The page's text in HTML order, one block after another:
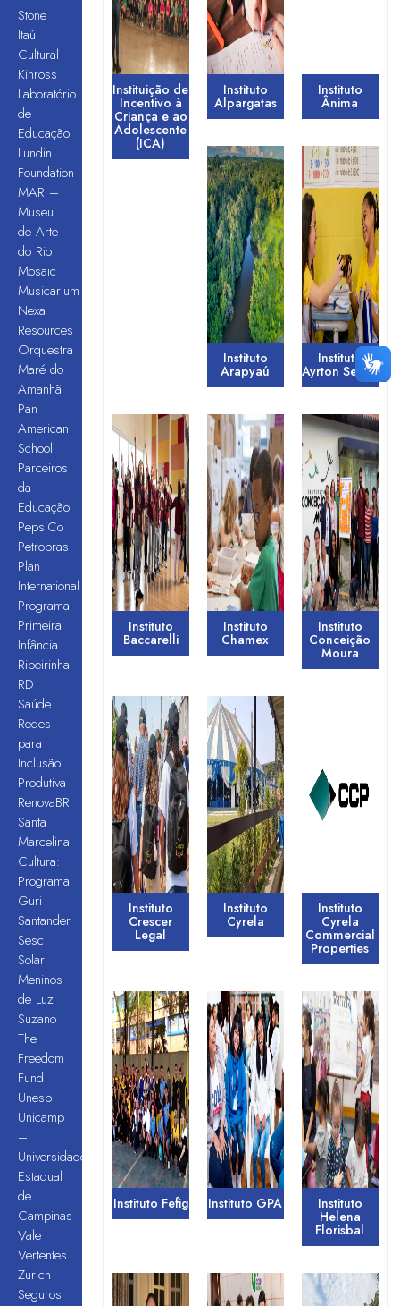
Stone
Itaú
Cultural
Kinross
Laboratório
de
Educação
Lundin
Foundation
MAR –
Museu
de Arte
do Rio
Mosaic
Musicarium
Nexa
Resources
Orquestra
Maré do
Amanhã
Pan
American
School
Parceiros
da
Educação
PepsiCo
Petrobras
Plan
International
Programa
Primeira
Infância
Ribeirinha
RD
Saúde
Redes
para
Inclusão
Produtiva
RenovaBR
Santa
Marcelina
Cultura:
Programa
Guri
Santander
Sesc
Solar
Meninos
de Luz
Suzano
The
Freedom
Fund
Unesp
Unicamp
–
Universidade
Estadual
de
Campinas
Vale
Vertentes
Zurich
Seguros
Instituição de
Incentivo à
Criança e ao
Adolescente
(ICA)
Instituto
Alpargatas
Instituto
Ânima
Instituto
Arapyaú
Instituto
Ayrton Senna
Instituto
Baccarelli
Instituto
Chamex
Instituto
Conceição
Moura
Instituto
Crescer
Legal
Instituto
Cyrela
Instituto
Cyrela
Commercial
Properties
Instituto Fefig Instituto GPA Instituto
Helena
Florisbal